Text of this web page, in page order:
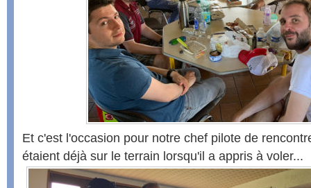
Et c'est l'occasion pour notre chef pilote de
étaient déjà sur le terrain lorsqu'il a appris à voler...